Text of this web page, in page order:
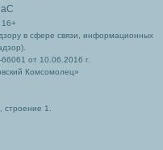
16+
в сфере связи, информационных
от 10.06.2016 г.
Комсомолец»
строение 1.